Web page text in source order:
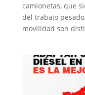
camionetas, que
del trabajo
movilidad son